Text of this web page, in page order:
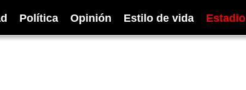
Política Opinión Estilo de vida Estadio